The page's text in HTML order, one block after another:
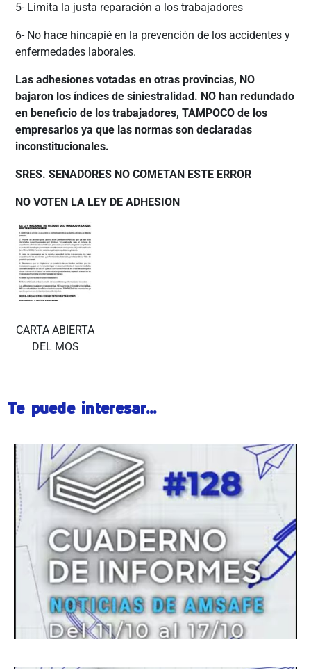
5- Limita la justa reparación a los trabajadores
6- No hace hincapié en la prevención de los accidentes y
enfermedades laborales.
Las adhesiones votadas en otras provincias, NO
bajaron los índices de siniestralidad. NO han redundado
en beneficio de los trabajadores, TAMPOCO de los
empresarios ya que las normas son declaradas
inconstitucionales.
SRES. SENADORES NO COMETAN ESTE ERROR
NO VOTEN LA LEY DE ADHESION
CARTA ABIERTA
DEL MOS
Te puede interesar...